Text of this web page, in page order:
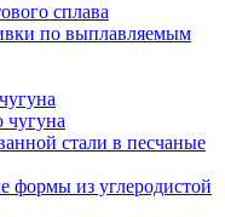
сплава
по выплавляемым
чугуна
стали в песчаные
формы из углеродистой